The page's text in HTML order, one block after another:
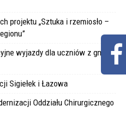
projektu „Sztuka i rzemiosło –
wyjazdy dla uczniów z gminy
Sigiełek i Łazowa
Oddziału Chirurgicznego